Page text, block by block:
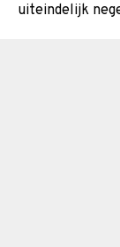
uiteindelijk